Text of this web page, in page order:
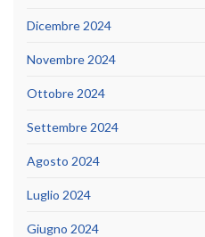
Dicembre 2024
Novembre 2024
Ottobre 2024
Settembre 2024
Agosto 2024
Luglio 2024
Giugno 2024